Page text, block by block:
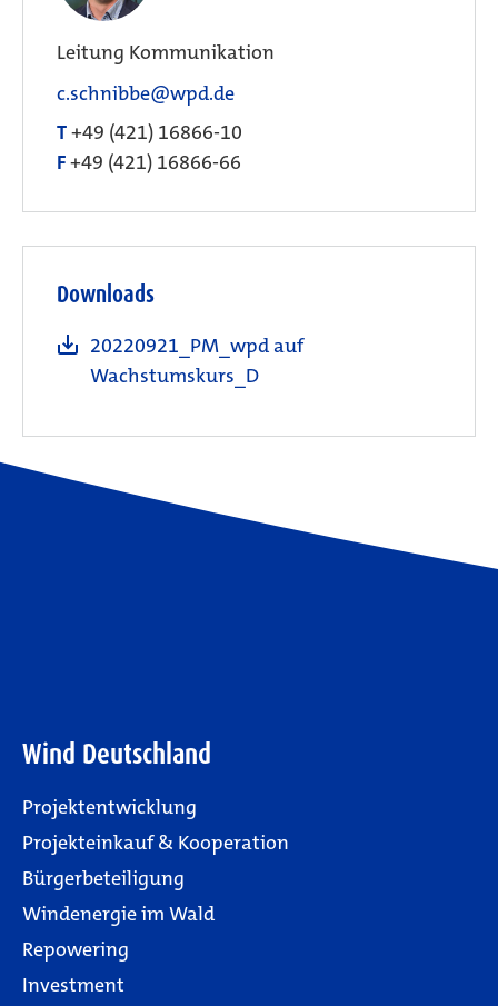
Leitung Kommunikation
c.schnibbe@wpd.de
T+49 (421) 16866-10
F+49 (421) 16866-66
Downloads
20220921_PM_wpd auf
Wachstumskurs_D
Wind Deutschland
Projektentwicklung
Projekteinkauf & Kooperation
Bürgerbeteiligung
Windenergie im Wald
Repowering
Investment